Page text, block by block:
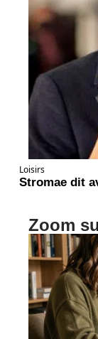
Loisirs
Stromae dit
Zoom